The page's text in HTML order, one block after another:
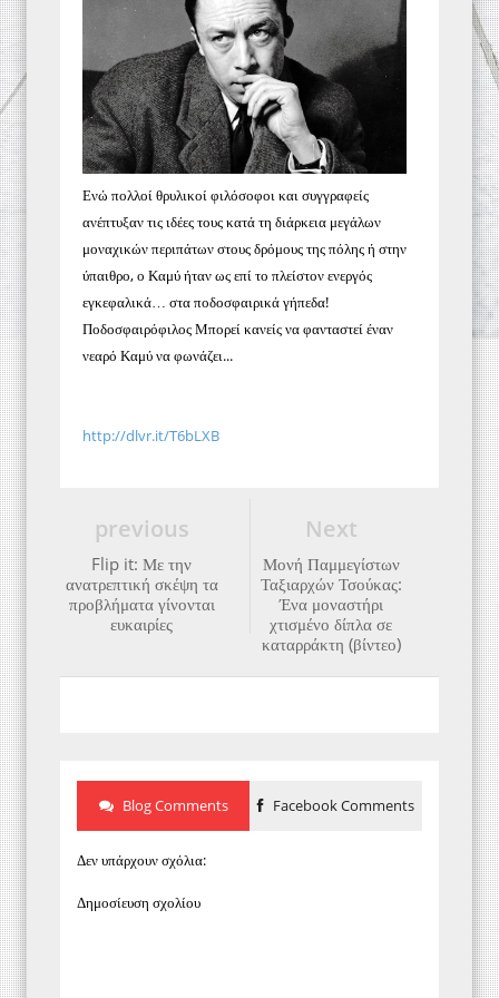
Ενώ πολλοί θρυλικοί φιλόσοφοι και συγγραφείς
ανέπτυξαν τις ιδέες τους κατά τη διάρκεια μεγάλων
μοναχικών περιπάτων στους δρόμους της πόλης ή στην
ύπαιθρο, ο Καμύ ήταν ως επί το πλείστον ενεργός
εγκεφαλικά… στα ποδοσφαιρικά γήπεδα!
Ποδοσφαιρόφιλος Μπορεί κανείς να φανταστεί έναν
νεαρό Καμύ να φωνάζει...
http://dlvr.it/T6bLXB
Next
Μονή Παμμεγίστων
Ταξιαρχών Τσούκας:
Ένα μοναστήρι
χτισμένο δίπλα σε
καταρράκτη (βίντεο)
previous
Flip it: Με την
ανατρεπτική σκέψη τα
προβλήματα γίνονται
ευκαιρίες
Blog Comments Facebook Comments
Δεν υπάρχουν σχόλια:
Δημοσίευση σχολίου